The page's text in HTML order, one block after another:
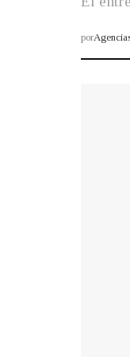
por